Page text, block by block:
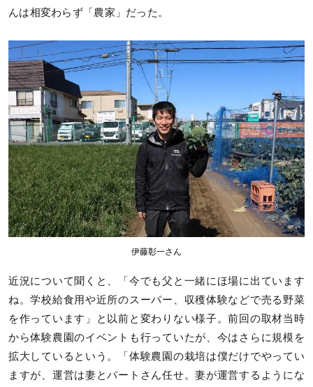
んは相変わらず「農家」だった。
伊藤彰一さん
近況について聞くと、「今でも父と一緒にほ場に出ています
ね。学校給食用や近所のスーパー、収穫体験などで売る野菜
を作っています」と以前と変わりない様子。前回の取材当時
から体験農園のイベントも行っていたが、今はさらに規模を
拡大しているという。「体験農園の栽培は僕だけでやってい
ますが、運営は妻とパートさん任せ。妻が運営するようにな